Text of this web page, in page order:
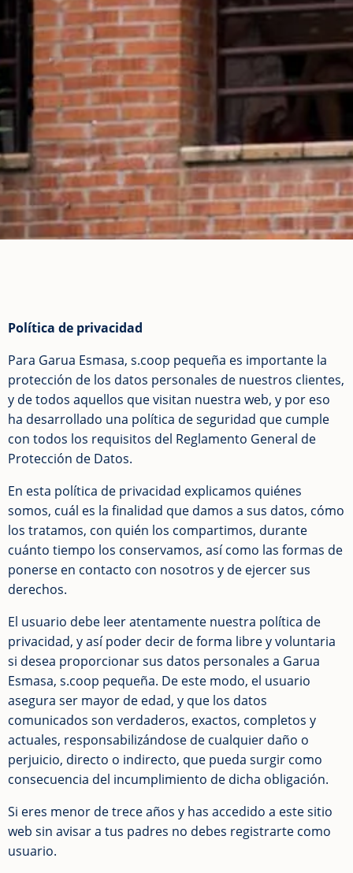
Política de privacidad
Para Garua Esmasa, s.coop pequeña es importante la
protección de los datos personales de nuestros clientes,
y de todos aquellos que visitan nuestra web, y por eso
ha desarrollado una política de seguridad que cumple
con todos los requisitos del Reglamento General de
Protección de Datos.
En esta política de privacidad explicamos quiénes
somos, cuál es la finalidad que damos a sus datos, cómo
los tratamos, con quién los compartimos, durante
cuánto tiempo los conservamos, así como las formas de
ponerse en contacto con nosotros y de ejercer sus
derechos.
El usuario debe leer atentamente nuestra política de
privacidad, y así poder decir de forma libre y voluntaria
si desea proporcionar sus datos personales a Garua
Esmasa, s.coop pequeña. De este modo, el usuario
asegura ser mayor de edad, y que los datos
comunicados son verdaderos, exactos, completos y
actuales, responsabilizándose de cualquier daño o
perjuicio, directo o indirecto, que pueda surgir como
consecuencia del incumplimiento de dicha obligación.
Si eres menor de trece años y has accedido a este sitio
web sin avisar a tus padres no debes registrarte como
usuario.